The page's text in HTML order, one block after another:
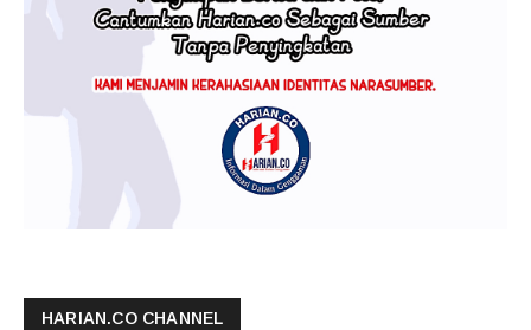
HARIAN.CO CHANNEL